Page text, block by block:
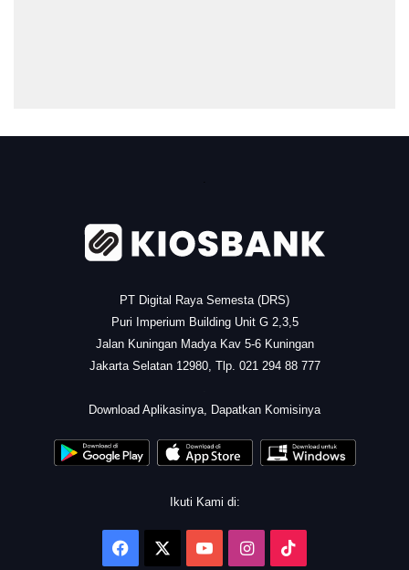
PT Digital Raya Semesta (DRS)
Puri Imperium Building Unit G 2,3,5
Jalan Kuningan Madya Kav 5-6 Kuningan
Jakarta Selatan 12980, Tlp. 021 294 88 777
Download Aplikasinya, Dapatkan Komisinya
Ikuti Kami di:
Facebook YouTubeInstagram